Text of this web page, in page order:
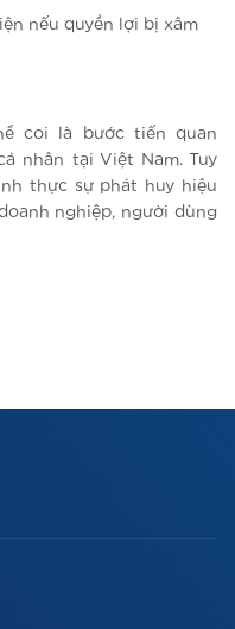
nếu quyền lợi bị xâm
coi là bước tiến quan
nhân tại Việt Nam. Tuy
thực sự phát huy hiệu
nghiệp, người dùng